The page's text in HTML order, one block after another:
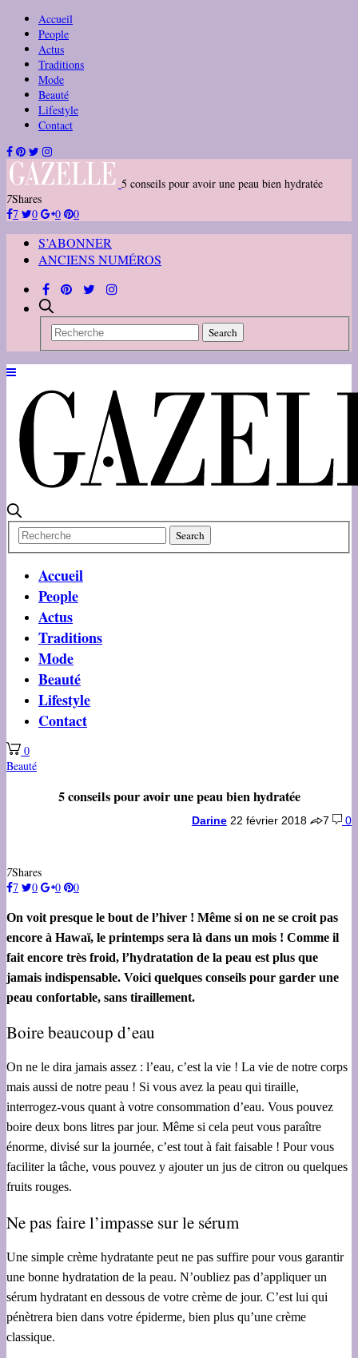
Accueil
People
Actus
Traditions
Mode
Beauté
Lifestyle
Contact
5 conseils pour avoir une peau bien hydratée
7Shares
7
0 0 0
S’ABONNER
ANCIENS NUMÉROS
Accueil
People
Actus
Traditions
Mode
Beauté
Lifestyle
Contact
0
Beauté
5 conseils pour avoir une peau bien hydratée
Darine 22 février 2018 7 0
7Shares
7
0 0 0
On voit presque le bout de l’hiver ! Même si on ne se croit pas
encore à Hawaï, le printemps sera là dans un mois ! Comme il
fait encore très froid, l’hydratation de la peau est plus que
jamais indispensable. Voici quelques conseils pour garder une
peau confortable, sans tiraillement.
Boire beaucoup d’eau
On ne le dira jamais assez : l’eau, c’est la vie ! La vie de notre corps
mais aussi de notre peau ! Si vous avez la peau qui tiraille,
interrogez-vous quant à votre consommation d’eau. Vous pouvez
boire deux bons litres par jour. Même si cela peut vous paraître
énorme, divisé sur la journée, c’est tout à fait faisable ! Pour vous
faciliter la tâche, vous pouvez y ajouter un jus de citron ou quelques
fruits rouges.
Ne pas faire l’impasse sur le sérum
Une simple crème hydratante peut ne pas suffire pour vous garantir
une bonne hydratation de la peau. N’oubliez pas d’appliquer un
sérum hydratant en dessous de votre crème de jour. C’est lui qui
pénètrera bien dans votre épiderme, bien plus qu’une crème
classique.